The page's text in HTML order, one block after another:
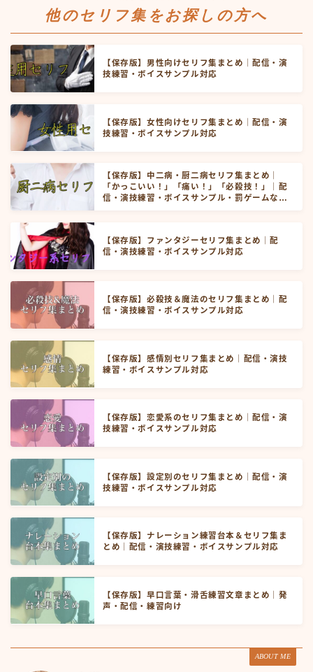
他のセリフ集をお探しの方へ
【保存版】男性向けセリフ集まとめ｜配信・演
技練習・ボイスサンプル対応
【保存版】女性向けセリフ集まとめ｜配信・演
技練習・ボイスサンプル対応
【保存版】中二病・厨二病セリフ集まとめ｜
「かっこいい！」「痛い！」「必殺技！」｜配
信・演技練習・ボイスサンプル・罰ゲームなど
【保存版】ファンタジーセリフ集まとめ｜配
信・演技練習・ボイスサンプル対応
【保存版】必殺技＆魔法のセリフ集まとめ｜配
信・演技練習・ボイスサンプル対応
【保存版】感情別セリフ集まとめ｜配信・演技
練習・ボイスサンプル対応
【保存版】恋愛系のセリフ集まとめ｜配信・演
技練習・ボイスサンプル対応
【保存版】設定別のセリフ集まとめ｜配信・演
技練習・ボイスサンプル対応
【保存版】ナレーション練習台本＆セリフ集ま
とめ｜配信・演技練習・ボイスサンプル対応
【保存版】早口言葉・滑舌練習文章まとめ｜発
声・配信・練習向け
ABOUT ME